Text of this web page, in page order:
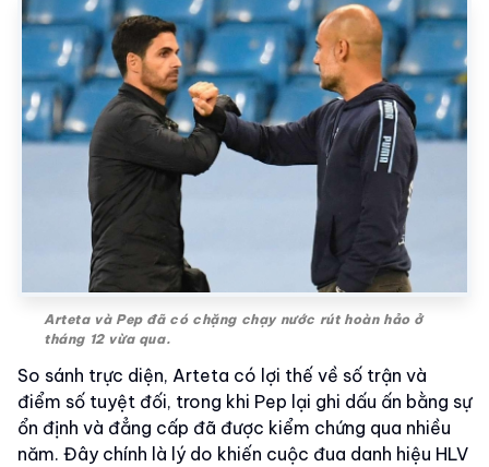
Arteta và Pep đã có chặng chạy nước rút hoàn hảo ở
tháng 12 vừa qua.
So sánh trực diện, Arteta có lợi thế về số trận và
điểm số tuyệt đối, trong khi Pep lại ghi dấu ấn bằng sự
ổn định và đẳng cấp đã được kiểm chứng qua nhiều
năm. Đây chính là lý do khiến cuộc đua danh hiệu HLV